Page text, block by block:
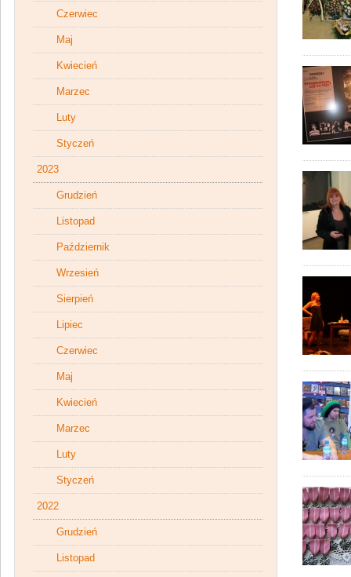
Czerwiec
Maj
Kwiecień
Marzec
Luty
Styczeń
2023
Grudzień
Listopad
Październik
Wrzesień
Sierpień
Lipiec
Czerwiec
Maj
Kwiecień
Marzec
Luty
Styczeń
2022
Grudzień
Listopad